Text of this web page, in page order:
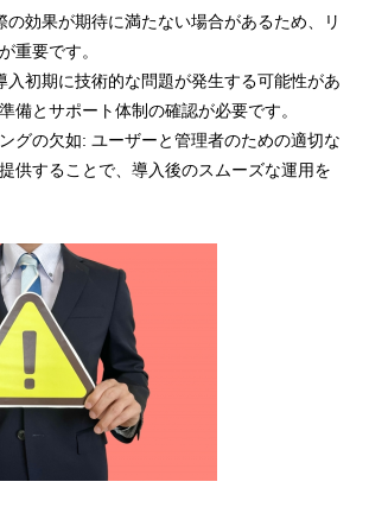
の効果が期待に満たない場合があるため、リ
重要です。
入初期に技術的な問題が発生する可能性があ
備とサポート体制の確認が必要です。
グの欠如: ユーザーと管理者のための適切な
供することで、導入後のスムーズな運用を